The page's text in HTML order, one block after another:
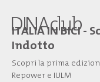
ITALIA IN BICI -
Indotto
Scopri la prima
Repower e IULM